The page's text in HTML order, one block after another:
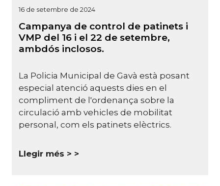
16 de setembre de 2024
Campanya de control de patinets i
VMP del 16 i el 22 de setembre,
ambdós inclosos.
La Policia Municipal de Gavà està posant
especial atenció aquests dies en el
compliment de l'ordenança sobre la
circulació amb vehicles de mobilitat
personal, com els patinets elèctrics.
Llegir més >